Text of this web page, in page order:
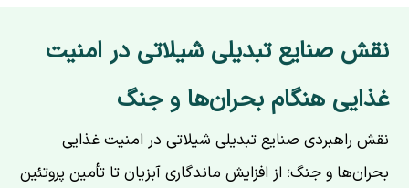
نقش صنایع تبدیلی شیلاتی در امنیت
غذایی هنگام بحران‌ها و جنگ
نقش راهبردی صنایع تبدیلی شیلاتی در امنیت غذایی
بحران‌ها و جنگ؛ از افزایش ماندگاری آبزیان تا تأمین پروتئین